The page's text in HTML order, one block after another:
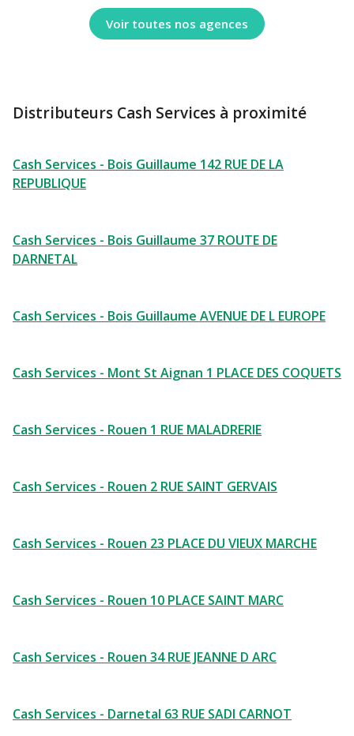
Voir toutes nos agences
Distributeurs Cash Services à proximité
Cash Services - Bois Guillaume 142 RUE DE LA
REPUBLIQUE
Cash Services - Bois Guillaume 37 ROUTE DE
DARNETAL
Cash Services - Bois Guillaume AVENUE DE L EUROPE
Cash Services - Mont St Aignan 1 PLACE DES COQUETS
Cash Services - Rouen 1 RUE MALADRERIE
Cash Services - Rouen 2 RUE SAINT GERVAIS
Cash Services - Rouen 23 PLACE DU VIEUX MARCHE
Cash Services - Rouen 10 PLACE SAINT MARC
Cash Services - Rouen 34 RUE JEANNE D ARC
Cash Services - Darnetal 63 RUE SADI CARNOT